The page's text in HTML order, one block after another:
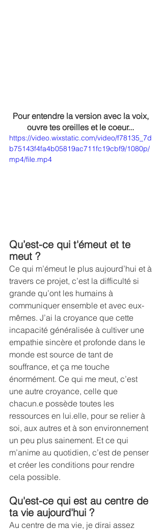
Pour entendre la version avec la voix,
ouvre tes oreilles et le coeur...
https://video.wixstatic.com/video/f78135_7d
b75143f4fa4b05819ac711fc19cbf9/1080p/
mp4/file.mp4
Qu’est-ce qui t'émeut et te
meut ?
Ce qui m’émeut le plus aujourd’hui et à
travers ce projet, c’est la difficulté si
grande qu’ont les humains à
communiquer ensemble et avec eux-
mêmes. J’ai la croyance que cette
incapacité généralisée à cultiver une
empathie sincère et profonde dans le
monde est source de tant de
souffrance, et ça me touche
énormément. Ce qui me meut, c’est
une autre croyance, celle que
chacun.e possède toutes les
ressources en lui.elle, pour se relier à
soi, aux autres et à son environnement
un peu plus sainement. Et ce qui
m’anime au quotidien, c’est de penser
et créer les conditions pour rendre
cela possible.
Qu'est-ce qui est au centre de
ta vie aujourd'hui ?
Au centre de ma vie, je dirai assez